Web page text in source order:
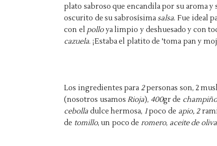
plato sabroso que encandila por su aroma
oscurito de su sabrosísima salsa. Fue ideal
con el polloya limpio y deshuesado y con
cazuela. ¡Estaba el platito de 'toma pan y
Los ingredientes para 2personas son, 2
(nosotros usamosRioja), 400gr de
cebolla dulce hermosa, 1poco de apio, 2
de tomillo, un poco deromero, aceite de